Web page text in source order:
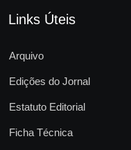
Links Úteis
Arquivo
Edições do Jornal
Estatuto Editorial
Ficha Técnica